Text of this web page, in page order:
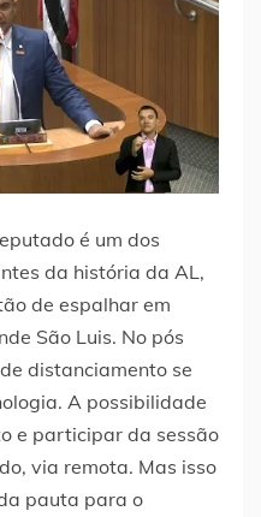
é um dos
da história da AL,
de espalhar em
São Luis. No pós
distanciamento se
A possibilidade
e participar da sessão
via remota. Mas isso
pauta para o